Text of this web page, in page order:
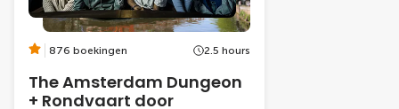
876 boekingen 2.5 hours
The Amsterdam Dungeon
+ Rondvaart door